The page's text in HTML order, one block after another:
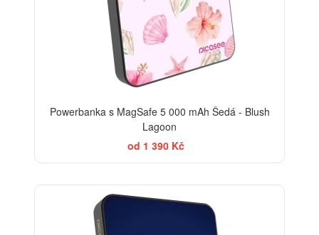
Powerbanka s MagSafe 5 000 mAh Šedá - Blush
Lagoon
od 1 390 Kč